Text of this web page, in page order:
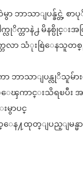
ာ ဘာသာျပန္ခ်င္တဲ့ စာ
က္လုိက္တာနဲ႕ မိနစ္ပိုင္းအ
လာ သံုးစြဲေနသူတ
ာသာျပန္လုိသူမ်ားအ
င္းသိရၿပီး အဆုိ
မွာပင္
န႔ထုတ္ျပည္ျမန္မာ